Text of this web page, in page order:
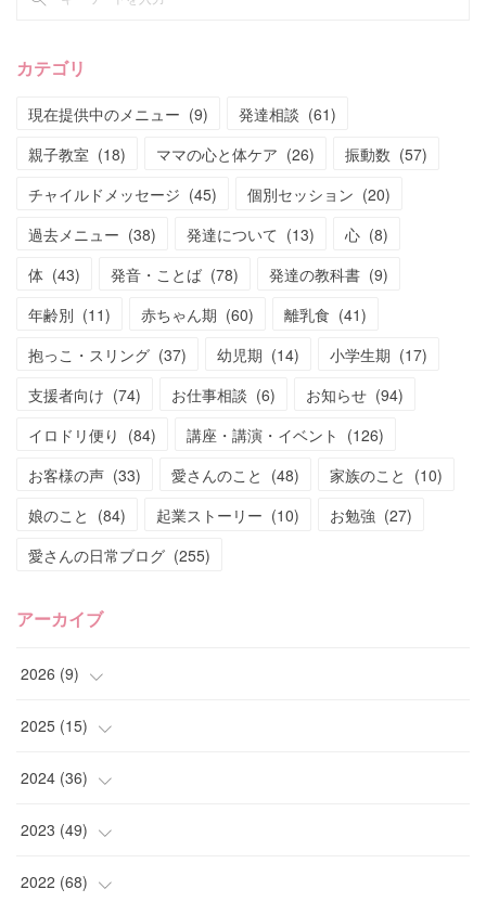
カテゴリ
現在提供中のメニュー (9) 発達相談 (61)
親子教室 (18) ママの心と体ケア (26) 振動数 (57)
チャイルドメッセージ (45) 個別セッション (20)
過去メニュー (38) 発達について (13) 心 (8)
体 (43) 発音・ことば (78) 発達の教科書 (9)
年齢別 (11) 赤ちゃん期 (60) 離乳食 (41)
抱っこ・スリング (37) 幼児期 (14) 小学生期 (17)
支援者向け (74) お仕事相談 (6) お知らせ (94)
イロドリ便り (84) 講座・講演・イベント (126)
お客様の声 (33) 愛さんのこと (48) 家族のこと (10)
娘のこと (84) 起業ストーリー (10) お勉強 (27)
愛さんの日常ブログ (255)
アーカイブ
2026 (9)
(4)
(2)
(1)
(2)
2025 (15)
(4)
(2)
(2)
2024 (36)
(2)
(2)
2023 (49)
(1)
2022 (68)